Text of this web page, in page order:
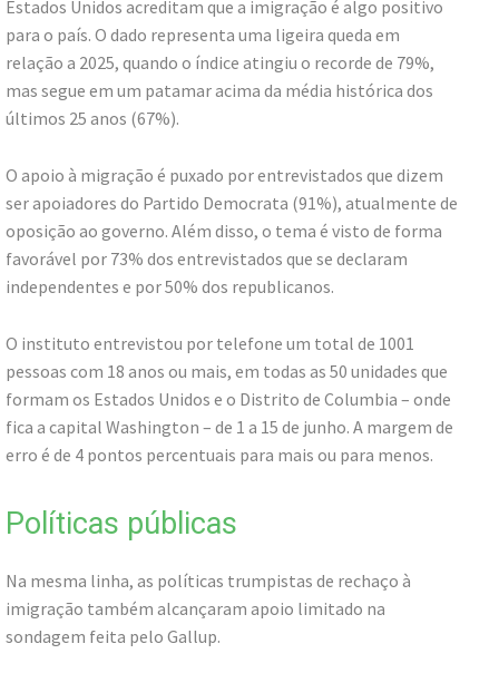
Estados Unidos acreditam que a imigração é algo positivo
para o país. O dado representa uma ligeira queda em
relação a 2025, quando o índice atingiu o recorde de 79%,
mas segue em um patamar acima da média histórica dos
últimos 25 anos (67%).
O apoio à migração é puxado por entrevistados que dizem
ser apoiadores do Partido Democrata (91%), atualmente de
oposição ao governo. Além disso, o tema é visto de forma
favorável por 73% dos entrevistados que se declaram
independentes e por 50% dos republicanos.
O instituto entrevistou por telefone um total de 1001
pessoas com 18 anos ou mais, em todas as 50 unidades que
formam os Estados Unidos e o Distrito de Columbia – onde
fica a capital Washington – de 1 a 15 de junho. A margem de
erro é de 4 pontos percentuais para mais ou para menos.
Políticas públicas
Na mesma linha, as políticas trumpistas de rechaço à
imigração também alcançaram apoio limitado na
sondagem feita pelo Gallup.